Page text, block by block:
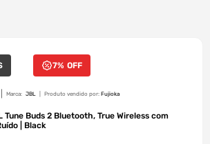
7% OFF
Marca: JBL Produto vendido por: Fujioka
Tune Buds 2 Bluetooth, True Wireless com
| Black
10º fone